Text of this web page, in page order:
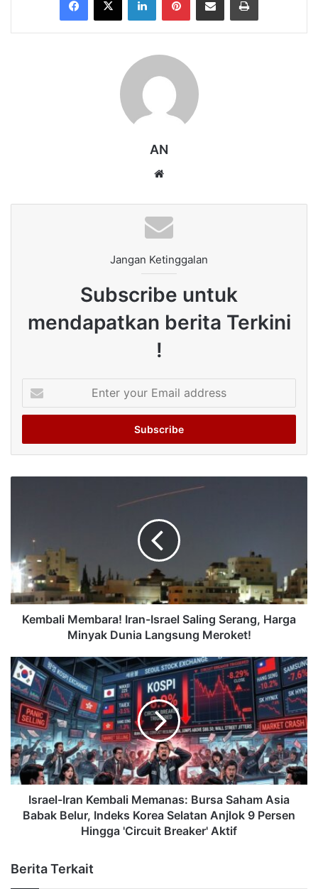
AN
Jangan Ketinggalan
Subscribe untuk
mendapatkan berita Terkini
!
your
Email
Kembali Membara! Iran-Israel Saling Serang, Harga
Minyak Dunia Langsung Meroket!
Israel-Iran Kembali Memanas: Bursa Saham Asia
Babak Belur, Indeks Korea Selatan Anjlok 9 Persen
Hingga 'Circuit Breaker' Aktif
Berita Terkait